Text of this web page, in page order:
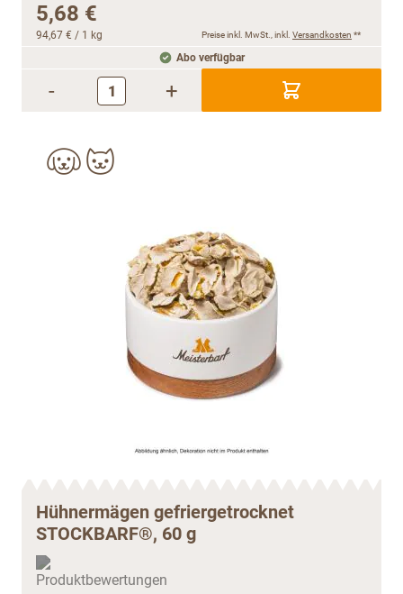
5,68 €
94,67 € / 1 kg Preise inkl. MwSt., inkl. Versandkosten **
Abo verfügbar
- +
Hühnermägen gefriergetrocknet
STOCKBARF®, 60 g